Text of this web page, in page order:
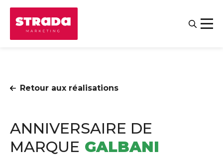
Retour aux réalisations
ANNIVERSAIRE DE
MARQUE GALBANI